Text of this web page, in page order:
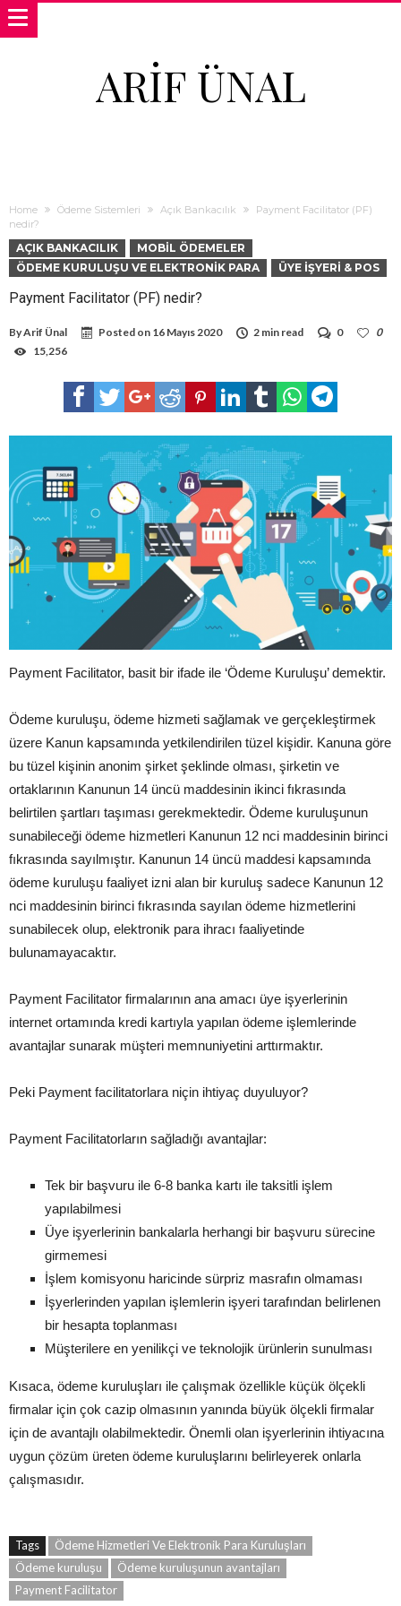
ARIF ÜNAL
Home Ödeme Sistemleri Açık Bankacılık
Payment Facilitator (PF)
nedir?
AÇIK BANKACILIK
MOBIL ÖDEMELER
ÖDEME KURULUŞU VE ELEKTRONIK PARA
ÜYE İŞYERI & POS
Payment Facilitator (PF) nedir?
ByArif Ünal Posted on 16 Mayıs 2020 2 min read 0
0
15,256
Payment Facilitator, basit bir ifade ile ‘Ödeme Kuruluşu’ demektir.
Ödeme kuruluşu, ödeme hizmeti sağlamak ve gerçekleştirmek
üzere Kanun kapsamında yetkilendirilen tüzel kişidir. Kanuna göre
bu tüzel kişinin anonim şirket şeklinde olması, şirketin ve
ortaklarının Kanunun 14 üncü maddesinin ikinci fıkrasında
belirtilen şartları taşıması gerekmektedir. Ödeme kuruluşunun
sunabileceği ödeme hizmetleri Kanunun 12 nci maddesinin birinci
fıkrasında sayılmıştır. Kanunun 14 üncü maddesi kapsamında
ödeme kuruluşu faaliyet izni alan bir kuruluş sadece Kanunun 12
nci maddesinin birinci fıkrasında sayılan ödeme hizmetlerini
sunabilecek olup, elektronik para ihracı faaliyetinde
bulunamayacaktır.
Payment Facilitator firmalarının ana amacı üye işyerlerinin
internet ortamında kredi kartıyla yapılan ödeme işlemlerinde
avantajlar sunarak müşteri memnuniyetini arttırmaktır.
Peki Payment facilitatorlara niçin ihtiyaç duyuluyor?
Payment Facilitatorların sağladığı avantajlar:
Tek bir başvuru ile 6-8 banka kartı ile taksitli işlem
yapılabilmesi
Üye işyerlerinin bankalarla herhangi bir başvuru sürecine
girmemesi
İşlem komisyonu haricinde sürpriz masrafın olmaması
İşyerlerinden yapılan işlemlerin işyeri tarafından belirlenen
bir hesapta toplanması
Müşterilere en yenilikçi ve teknolojik ürünlerin sunulması
Kısaca, ödeme kuruluşları ile çalışmak özellikle küçük ölçekli
firmalar için çok cazip olmasının yanında büyük ölçekli firmalar
için de avantajlı olabilmektedir. Önemli olan işyerlerinin ihtiyacına
uygun çözüm üreten ödeme kuruluşlarını belirleyerek onlarla
çalışmasıdır.
Tags
Ödeme Hizmetleri Ve Elektronik Para Kuruluşları
Ödeme kuruluşu
Ödeme kuruluşunun avantajları
Payment Facilitator